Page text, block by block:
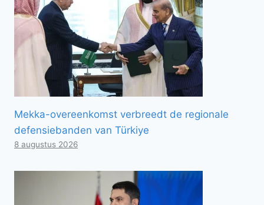
Mekka-overeenkomst verbreedt de regionale
defensiebanden van Türkiye
8 augustus 2026